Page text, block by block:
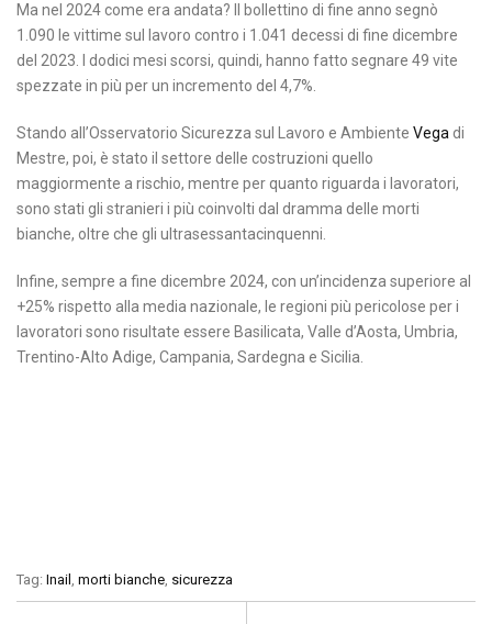
Ma nel 2024 come era andata? Il bollettino di fine anno segnò
1.090 le vittime sul lavoro contro i 1.041 decessi di fine dicembre
del 2023. I dodici mesi scorsi, quindi, hanno fatto segnare 49 vite
spezzate in più per un incremento del 4,7%.
Stando all’Osservatorio Sicurezza sul Lavoro e Ambiente Vega di
Mestre, poi, è stato il settore delle costruzioni quello
maggiormente a rischio, mentre per quanto riguarda i lavoratori,
sono stati gli stranieri i più coinvolti dal dramma delle morti
bianche, oltre che gli ultrasessantacinquenni.
Infine, sempre a fine dicembre 2024, con un’incidenza superiore al
+25% rispetto alla media nazionale, le regioni più pericolose per i
lavoratori sono risultate essere Basilicata, Valle d’Aosta, Umbria,
Trentino-Alto Adige, Campania, Sardegna e Sicilia.
Tag: Inail , morti bianche, sicurezza